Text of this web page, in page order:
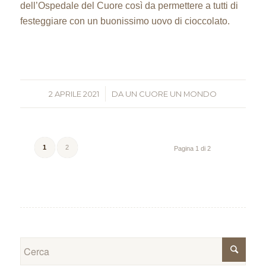
dell’Ospedale del Cuore così da permettere a tutti di
festeggiare con un buonissimo uovo di cioccolato.
2 APRILE 2021
/ DA UN CUORE UN MONDO
Pagina 1 di 2
1 2